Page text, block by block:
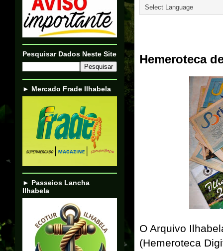
Hemeroteca
O Arquivo
(Hemeroteca
Pesquisar Dados Neste Site
► Mercado Frade Ilhabela
► Passeios Lancha
Ilhabela